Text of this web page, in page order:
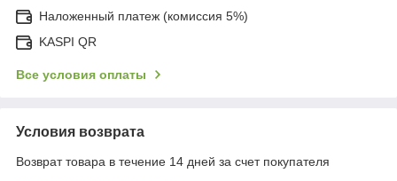
Наложенный платеж (комиссия 5%)
KASPI QR
Все условия оплаты
Условия возврата
Возврат товара в течение 14 дней за счет покупателя